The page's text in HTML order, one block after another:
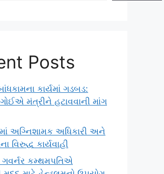
Posts
કાર્યમાં ગડબડ:
મંત્રીને હટાવવાની માંગ
અગ્નિશામક અધિકારી અને
વિરુદ્ધ કાર્યવાહી
ગવર્નર કમ્થમપતિએ